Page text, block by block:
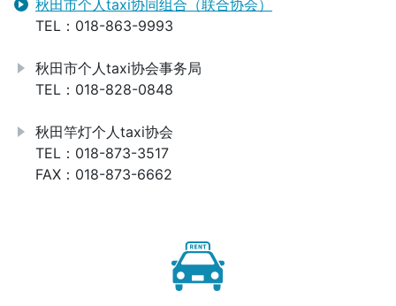
秋田市个人taxi协同组合（联合协会）
TEL：018-863-9993
秋田市个人taxi协会事务局
TEL：018-828-0848
秋田竿灯个人taxi协会
TEL：018-873-3517
FAX：018-873-6662